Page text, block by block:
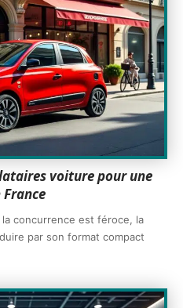
voiture pour une
concurrence est féroce, la
par son format compact